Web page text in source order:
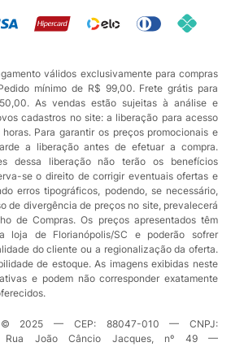
válidos exclusivamente para compras
mínimo de R$ 99,00. Frete grátis para
As vendas estão sujeitas à análise e
cadastros no site: a liberação para acesso
Para garantir os preços promocionais e
a liberação antes de efetuar a compra.
dessa liberação não terão os benefícios
se o direito de corrigir eventuais ofertas e
erros tipográficos, podendo, se necessário,
de divergência de preços no site, prevalecerá
de Compras. Os preços apresentados têm
loja de Florianópolis/SC e poderão sofrer
do cliente ou a regionalização da oferta.
de estoque. As imagens exibidas neste
e podem não corresponder exatamente
© 2025 — CEP: 88047-010 — CNPJ:
Rua João Câncio Jacques, nº 49 —